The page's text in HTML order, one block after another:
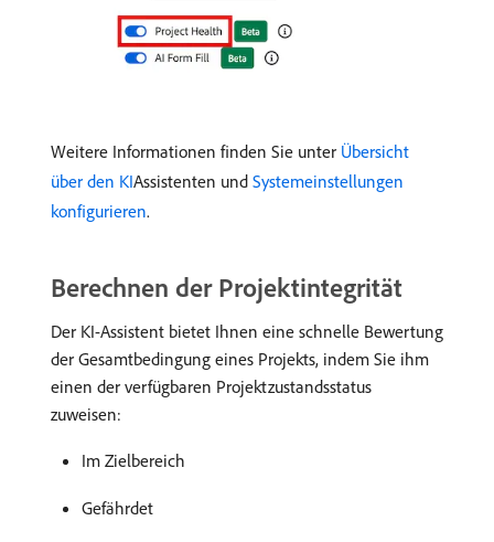
Weitere Informationen finden Sie unter Übersicht
über den KIAssistenten und Systemeinstellungen
konfigurieren.
Berechnen der Projektintegrität
Der KI-Assistent bietet Ihnen eine schnelle Bewertung
der Gesamtbedingung eines Projekts, indem Sie ihm
einen der verfügbaren Projektzustandsstatus
zuweisen:
Im Zielbereich
Gefährdet